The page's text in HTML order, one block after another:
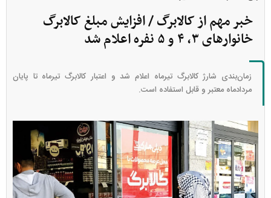
خبر مهم از کالابرگ / افزایش مبلغ کالابرگ
خانوار‌های ۳، ۴ و ۵ نفره اعلام شد
زمان‌بندی شارژ کالابرگ تیرماه اعلام شد و اعتبار کالابرگ تیرماه تا پایان
مردادماه معتبر و قابل استفاده است.